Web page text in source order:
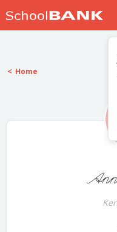
Home